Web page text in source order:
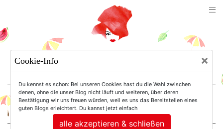
For Women. Not Girls.
Cookie-Info ×
Du kennst es schon: Bei unseren Cookies hast du die Wahl zwischen
denen, ohne die unser Blog nicht läuft und weiteren, über deren
Bestätigung wir uns freuen würden, weil es uns das Bereitstellen eines
guten Blogs erleichtert. Du kannst jetzt einfach
alle akzeptieren & schließen